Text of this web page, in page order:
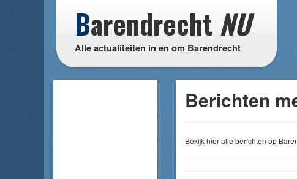
Barendrecht NU
Alle actualiteiten in en om Barendrecht
Berichten
Bekijk hier alle berichten op